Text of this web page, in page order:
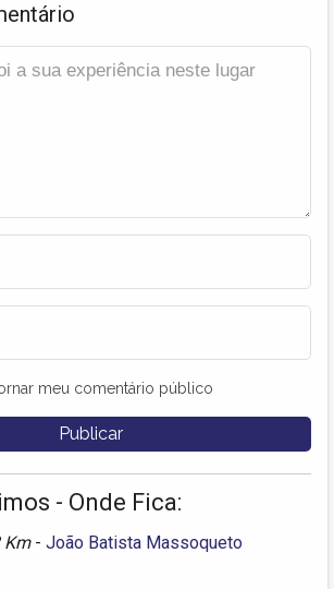
meu comentário público
- Onde Fica:
Km - João Batista Massoqueto